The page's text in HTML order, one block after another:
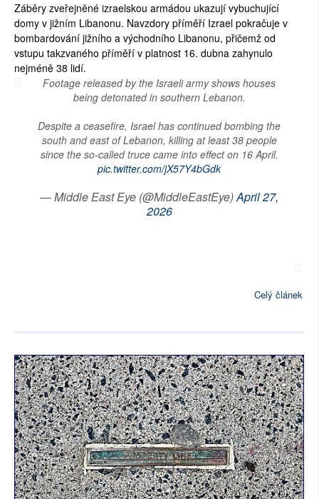
Záběry zveřejněné izraelskou armádou ukazují vybuchující
domy v jižním Libanonu. Navzdory příměří Izrael pokračuje v
bombardování jižního a východního Libanonu, přičemž od
vstupu takzvaného příměří v platnost 16. dubna zahynulo
nejméně 38 lidí.
Footage released by the Israeli army shows houses
being detonated in southern Lebanon.
Despite a ceasefire, Israel has continued bombing the
south and east of Lebanon, killing at least 38 people
since the so-called truce came into effect on 16 April.
pic.twitter.com/jX57Y4bGdk
— Middle East Eye (@MiddleEastEye)April 27,
2026
Celý článek